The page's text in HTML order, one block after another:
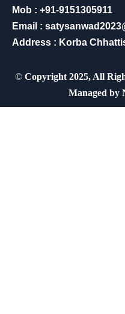
Mob : +91-9151305911
Email :
Address : Korba
© Copyright 2025, All
Managed by